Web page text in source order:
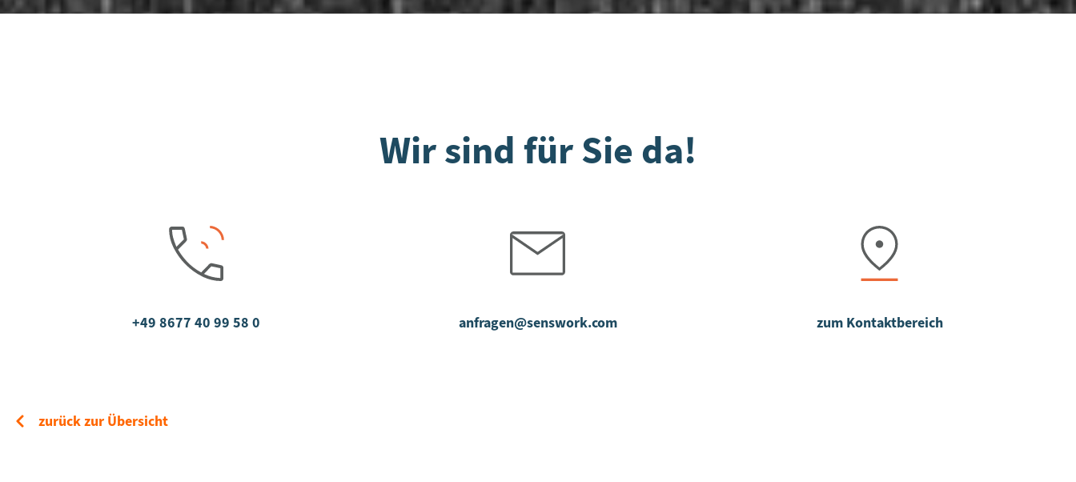
Wir sind für Sie da!
+49 8677 40 99 58 0 anfragen@senswork.com zum Kontaktbereich
zurück zur Übersicht